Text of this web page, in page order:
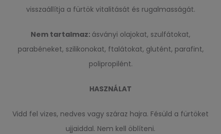
visszaállítja a fürtök vitalitását és rugalmasságát.
Nem tartalmaz: ásványi olajokat, szulfátokat,
parabéneket, szilikonokat, ftalátokat, glutént, parafint,
polipropilént.
HASZNÁLAT
Vidd fel vizes, nedves vagy száraz hajra. Fésüld a fürtöket
ujjaiddal. Nem kell öblíteni.